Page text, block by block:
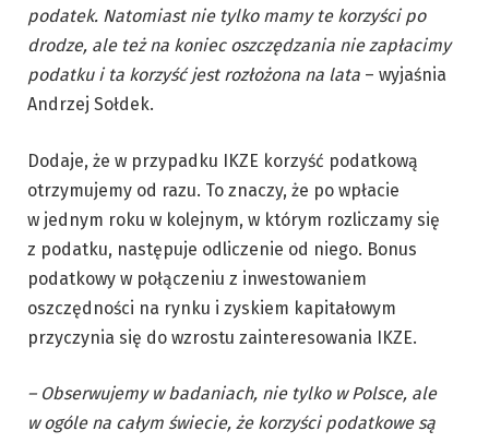
podatek. Natomiast nie tylko mamy te korzyści po
drodze, ale też na koniec oszczędzania nie zapłacimy
podatku i ta korzyść jest rozłożona na lata – wyjaśnia
Andrzej Sołdek.
Dodaje, że w przypadku IKZE korzyść podatkową
otrzymujemy od razu. To znaczy, że po wpłacie
w jednym roku w kolejnym, w którym rozliczamy się
z podatku, następuje odliczenie od niego. Bonus
podatkowy w połączeniu z inwestowaniem
oszczędności na rynku i zyskiem kapitałowym
przyczynia się do wzrostu zainteresowania IKZE.
– Obserwujemy w badaniach, nie tylko w Polsce, ale
w ogóle na całym świecie, że korzyści podatkowe są